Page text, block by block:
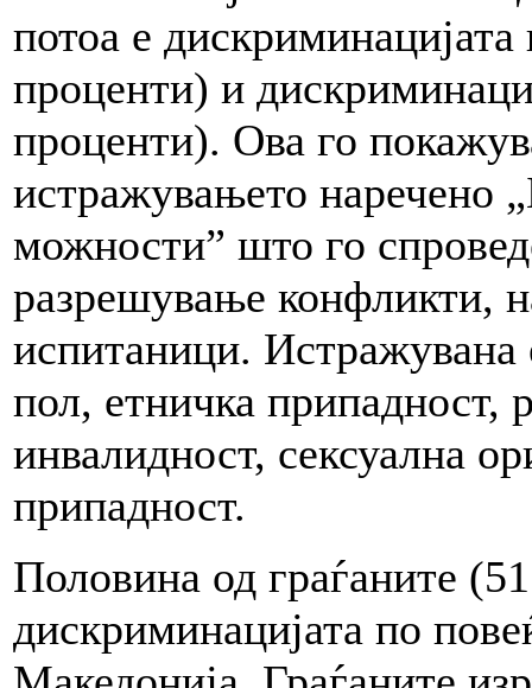
потоа е
проценти) и
проценти). Ова го
истражувањето наречено
можности” што го
разрешување конфликти,
испитаници. Истражувана
пол, етничка припадност,
инвалидност, сексуална
припадност.
Половина од граѓаните
дискриминацијата по